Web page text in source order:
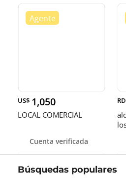
US$ 1,050
LOCAL COMERCIAL
Cuenta verificada
Búsquedas populares